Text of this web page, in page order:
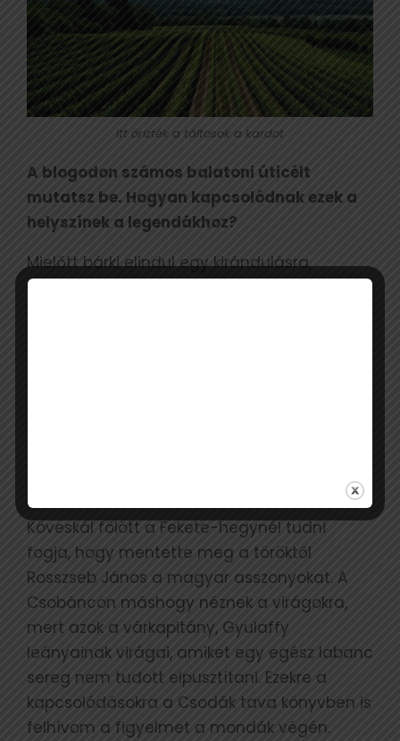
Itt őrizték a táltosok a kardot
A blogodon számos balatoni úticélt
mutatsz be. Hogyan kapcsolódnak ezek a
helyszínek a legendákhoz?
Mielőtt bárki elindul egy kirándulásra,
érdemes megnézni, hogy nincs-e egy
Köveskál fölött a Fekete-hegynél tudni
fogja, hogy mentette meg a töröktől
Rosszseb János a magyar asszonyokat. A
Csobáncon máshogy néznek a virágokra,
mert azok a várkapitány, Gyulaffy
leányainak virágai, amiket egy egész labanc
sereg nem tudott elpusztítani. Ezekre a
kapcsolódásokra a Csodák tava könyvben is
felhívom a figyelmet a mondák végén.